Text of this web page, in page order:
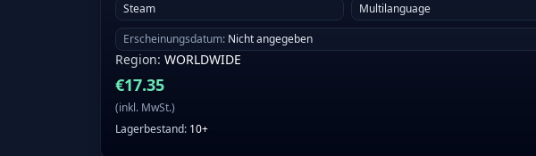
Steam
Multilanguage
Erscheinungsdatum: Nicht angegeben
Region: WORLDWIDE
€17.35
(inkl. MwSt.)
Lagerbestand: 10+